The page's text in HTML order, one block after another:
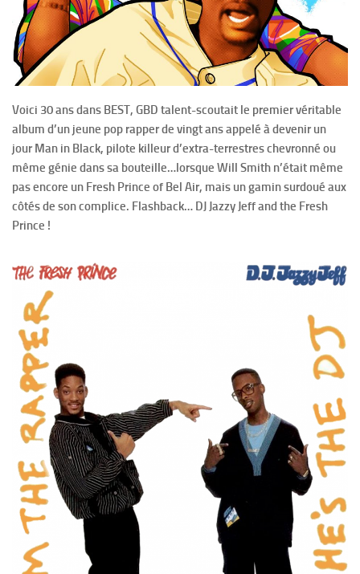
Voici 30 ans dans BEST, GBD talent-scoutait le premier véritable
album d’un jeune pop rapper de vingt ans appelé à devenir un
jour Man in Black, pilote killeur d’extra-terrestres chevronné ou
même génie dans sa bouteille…lorsque Will Smith n’était même
pas encore un Fresh Prince of Bel Air, mais un gamin surdoué aux
côtés de son complice. Flashback… DJ Jazzy Jeff and the Fresh
Prince !